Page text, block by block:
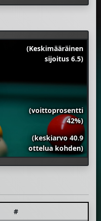
(Keskimääräinen
sijoitus 6.5)
(voittoprosentti
42%)
(keskiarvo 40.9
ottelua kohden)
#